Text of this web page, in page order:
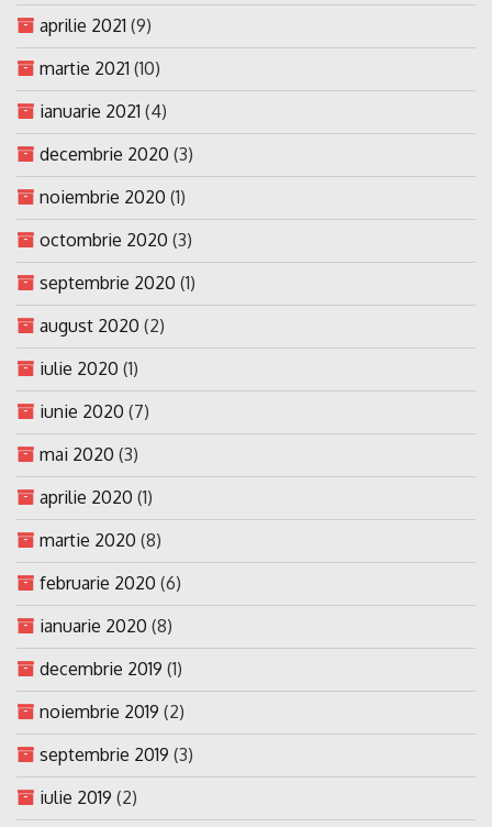
aprilie 2021 (9)
martie 2021 (10)
ianuarie 2021 (4)
decembrie 2020 (3)
noiembrie 2020 (1)
octombrie 2020 (3)
septembrie 2020 (1)
august 2020 (2)
iulie 2020 (1)
iunie 2020 (7)
mai 2020 (3)
aprilie 2020 (1)
martie 2020 (8)
februarie 2020 (6)
ianuarie 2020 (8)
decembrie 2019 (1)
noiembrie 2019 (2)
septembrie 2019 (3)
iulie 2019 (2)